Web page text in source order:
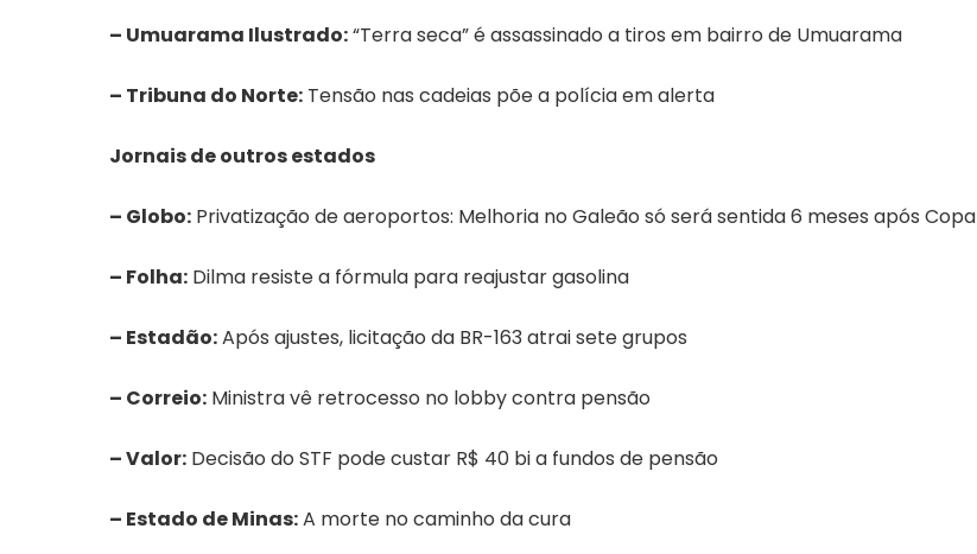
– Umuarama Ilustrado:“Terra seca” é assassinado a tiros em bairro de Umuarama
– Tribuna do Norte: Tensão nas cadeias põe a polícia em alerta
Jornais de outros estados
– Globo: Privatização de aeroportos: Melhoria no Galeão só será sentida 6 meses após Copa
– Folha: Dilma resiste a fórmula para reajustar gasolina
– Estadão:Após ajustes, licitação da BR-163 atrai sete grupos
– Correio: Ministra vê retrocesso no lobby contra pensão
–Valor: Decisão do STF pode custar R$ 40 bi a fundos de pensão
– Estado de Minas:A morte no caminho da cura